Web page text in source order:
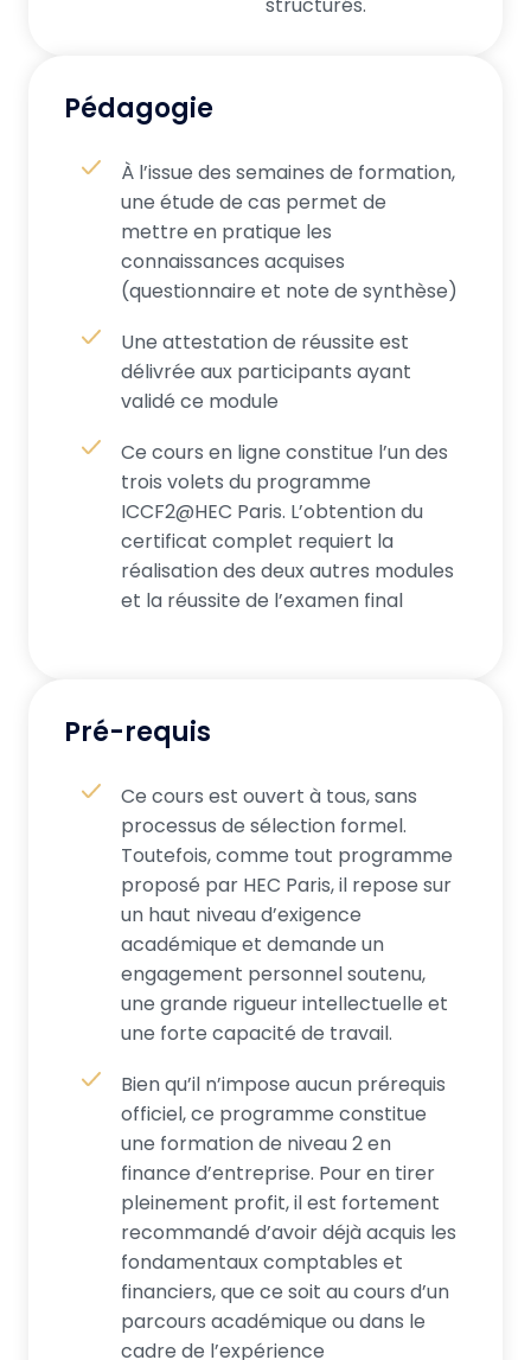
Pédagogie
À l’issue des semaines de formation,
une étude de cas permet de
mettre en pratique les
connaissances acquises
(questionnaire et note de synthèse)
Une attestation de réussite est
délivrée aux participants ayant
validé ce module
Ce cours en ligne constitue l’un des
trois volets du programme
ICCF2@HEC Paris. L’obtention du
certificat complet requiert la
réalisation des deux autres modules
et la réussite de l’examen final
Pré-requis
Ce cours est ouvert à tous, sans
processus de sélection formel.
Toutefois, comme tout programme
proposé par HEC Paris, il repose sur
un haut niveau d’exigence
académique et demande un
engagement personnel soutenu,
une grande rigueur intellectuelle et
une forte capacité de travail.
Bien qu’il n’impose aucun prérequis
officiel, ce programme constitue
une formation de niveau 2 en
finance d’entreprise. Pour en tirer
pleinement profit, il est fortement
recommandé d’avoir déjà acquis les
fondamentaux comptables et
financiers, que ce soit au cours d’un
parcours académique ou dans le
cadre de l’expérience